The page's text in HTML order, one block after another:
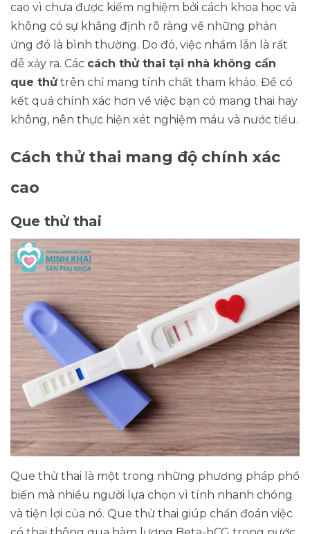
cao vì chưa được kiểm nghiệm bởi cách khoa học và
không có sự khẳng định rõ ràng về những phản
ứng đó là bình thường. Do đó, việc nhầm lẫn là rất
dễ xảy ra. Các cách thử thai tại nhà không cần
que thửtrên chỉ mang tính chất tham khảo. Để có
kết quả chính xác hơn về việc bạn có mang thai hay
không, nên thực hiện xét nghiệm máu và nước tiểu.
Cách thử thai mang độ chính xác
cao
Que thử thai
Que thử thai là một trong những phương pháp phổ
biến mà nhiều người lựa chọn vì tính nhanh chóng
và tiện lợi của nó. Que thử thai giúp chẩn đoán việc